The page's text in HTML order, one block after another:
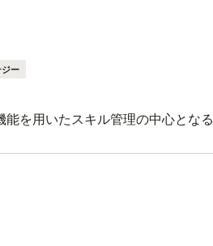
ー
を用いたスキル管理の中心となる